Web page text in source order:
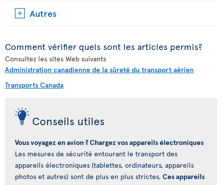
Autres
Comment vérifier quels sont les articles permis?
Consultez les sites Web suivants
Administration canadienne de la sûreté du transport aérien
Transports Canada
Conseils utiles
Vous voyagez en avion ? Chargez vos appareils électroniques
Les mesures de sécurité entourant le transport des
appareils électroniques (tablettes, ordinateurs, appareils
photos et autres) sont de plus en plus strictes. Ces appareils